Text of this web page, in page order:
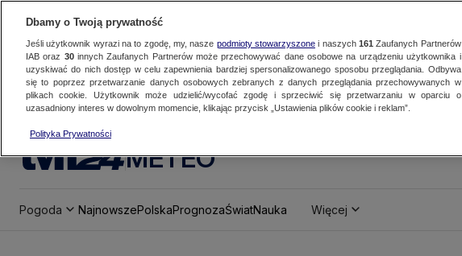
METEO
Pogoda NajnowszePolskaPrognozaŚwiatNauka Więcej
Dbamy o Twoją prywatność
Jeśli użytkownik wyrazi na to zgodę, my, nasze podmioty stowarzyszonei naszych 161 Zaufanych Partnerów
IAB oraz 30innych Zaufanych Partnerów może przechowywać dane osobowe na urządzeniu użytkownika i
uzyskiwać do nich dostęp w celu zapewnienia bardziej spersonalizowanego sposobu przeglądania. Odbywa
się to poprzez przetwarzanie danych osobowych zebranych z danych przeglądania przechowywanych w
plikach cookie. Użytkownik może udzielić/wycofać zgodę i sprzeciwić się przetwarzaniu w oparciu o
uzasadniony interes w dowolnym momencie, klikając przycisk „Ustawienia plików cookie i reklam”.
Polityka Prywatności